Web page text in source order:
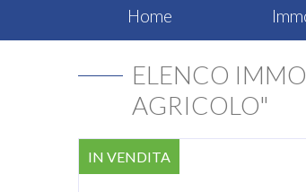
Home
ELENCO
AGRICOLO"
IN VENDITA